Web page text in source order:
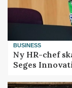
BUSINESS
Ny HR-chef
Seges